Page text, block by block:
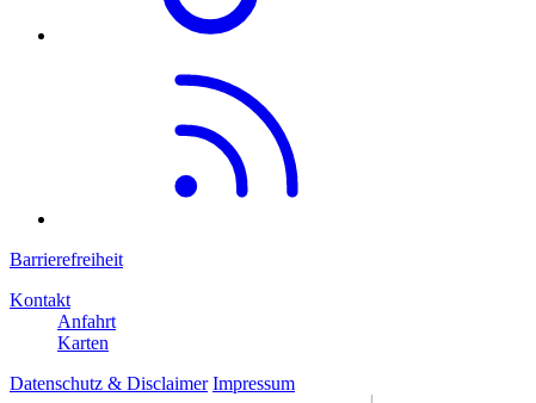
Barrierefreiheit
Kontakt
Anfahrt
Karten
Datenschutz & Disclaimer Impressum